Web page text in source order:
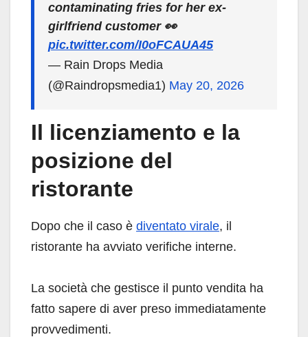
contaminating fries for her ex-
girlfriend customer 👀
pic.twitter.com/I0oFCAUA45
— Rain Drops Media
(@Raindropsmedia1) May 20, 2026
Il licenziamento e la
posizione del
ristorante
Dopo che il caso è diventato virale, il
ristorante ha avviato verifiche interne.
La società che gestisce il punto vendita ha
fatto sapere di aver preso immediatamente
provvedimenti.